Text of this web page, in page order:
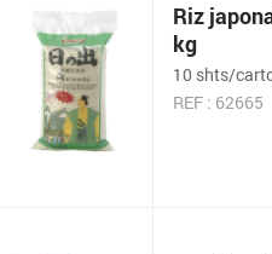
Riz
kg
10 shts/
REF : 62665